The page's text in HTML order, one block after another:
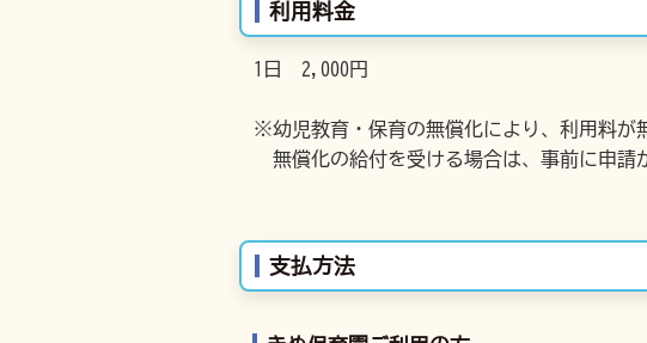
利用料金
1日 2,000円
※幼児教育・保育の無償化により、利用料が
無償化の給付を受ける場合は、事前に申請
支払方法